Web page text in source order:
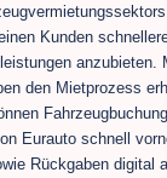
Kunden
anzubieten.
den Mietprozess
Eurauto schnell
Rückgaben digital